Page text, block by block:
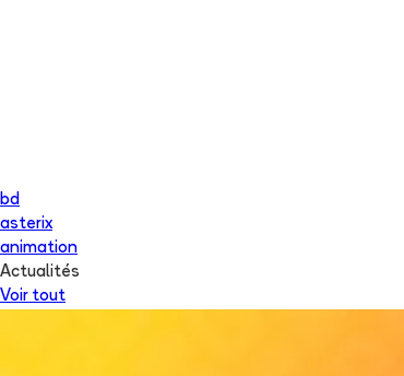
bd
asterix
animation
Actualités
Voir tout